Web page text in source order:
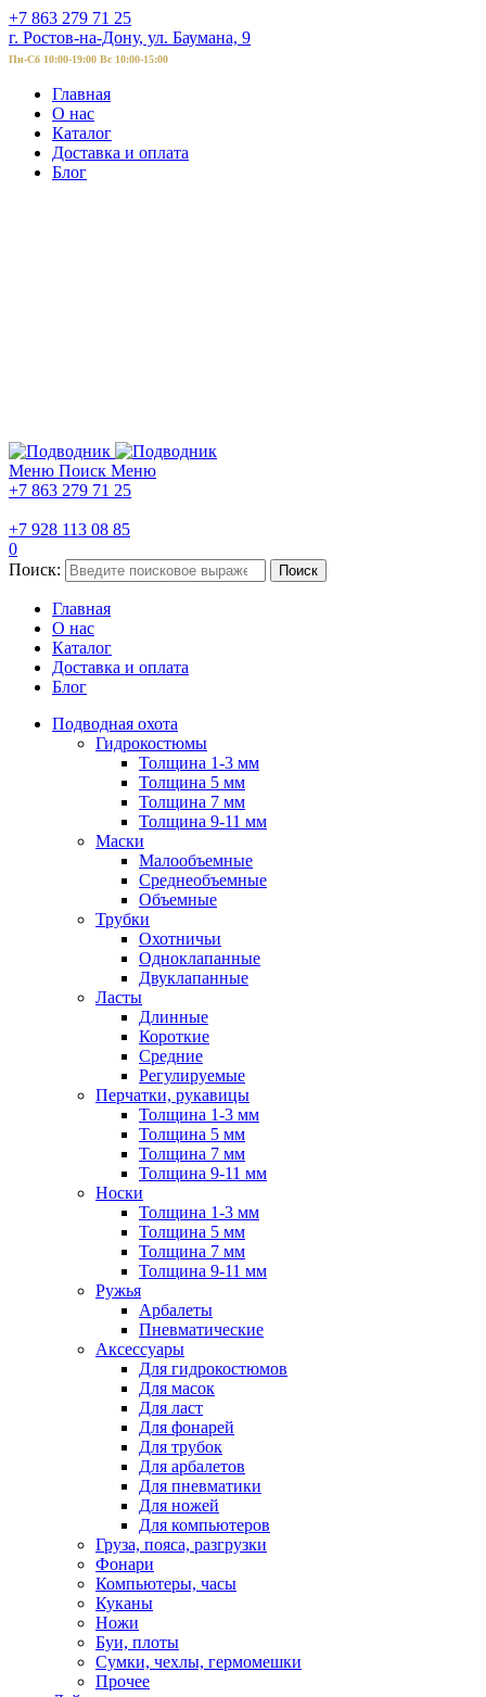
+7 863 279 71 25
г. Ростов-на-Дону, ул. Баумана, 9
Пн-Сб 10:00-19:00 Вс 10:00-15:00
Главная
О нас
Каталог
Доставка и оплата
Блог
Меню Поиск Меню
+7 863 279 71 25
+7 928 113 08 85
0
Поиск:
Поиск
Главная
О нас
Каталог
Доставка и оплата
Блог
Подводная охота
Гидрокостюмы
Толщина 1-3 мм
Толщина 5 мм
Толщина 7 мм
Толщина 9-11 мм
Маски
Малообъемные
Среднеобъемные
Объемные
Трубки
Охотничьи
Одноклапанные
Двуклапанные
Ласты
Длинные
Короткие
Средние
Регулируемые
Перчатки, рукавицы
Толщина 1-3 мм
Толщина 5 мм
Толщина 7 мм
Толщина 9-11 мм
Носки
Толщина 1-3 мм
Толщина 5 мм
Толщина 7 мм
Толщина 9-11 мм
Ружья
Арбалеты
Пневматические
Аксессуары
Для гидрокостюмов
Для масок
Для ласт
Для фонарей
Для трубок
Для арбалетов
Для пневматики
Для ножей
Для компьютеров
Груза, пояса, разгрузки
Фонари
Компьютеры, часы
Куканы
Ножи
Буи, плоты
Сумки, чехлы, гермомешки
Прочее